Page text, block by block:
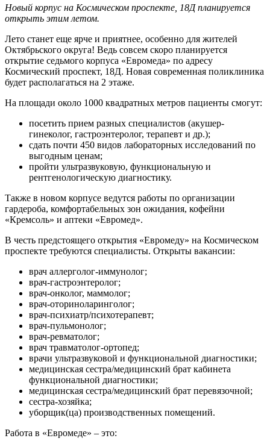
Новый корпус на Космическом проспекте, 18Д планируется
открыть этим летом.
Лето станет еще ярче и приятнее, особенно для жителей
Октябрьского округа! Ведь совсем скоро планируется
открытие седьмого корпуса «Евромеда» по адресу
Космический проспект, 18Д. Новая современная поликлиника
будет располагаться на 2 этаже.
На площади около 1000 квадратных метров пациенты смогут:
посетить прием разных специалистов (акушер-
гинеколог, гастроэнтеролог, терапевт и др.);
сдать почти 450 видов лабораторных исследований по
выгодным ценам;
пройти ультразвуковую, функциональную и
рентгенологическую диагностику.
Также в новом корпусе ведутся работы по организации
гардероба, комфортабельных зон ожидания, кофейни
«Кремсоль» и аптеки «Евромед».
В честь предстоящего открытия «Евромеду» на Космическом
проспекте требуются специалисты. Открыты вакансии:
врач аллерголог-иммунолог;
врач-гастроэнтеролог;
врач-онколог, маммолог;
врач-оториноларинголог;
врач-психиатр/психотерапевт;
врач-пульмонолог;
врач-ревматолог;
врач травматолог-ортопед;
врачи ультразвуковой и функциональной диагностики;
медицинская сестра/медицинский брат кабинета
функциональной диагностики;
медицинская сестра/медицинский брат перевязочной;
сестра-хозяйка;
уборщик(ца) производственных помещений.
Работа в «Евромеде» – это: